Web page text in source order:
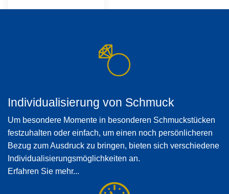
Individualisierung von Schmuck
Um besondere Momente in besonderen Schmuckstücken
festzuhalten oder einfach, um einen noch persönlicheren
Bezug zum Ausdruck zu bringen, bieten sich verschiedene
Individualisierungsmöglichkeiten an.
Erfahren Sie mehr...